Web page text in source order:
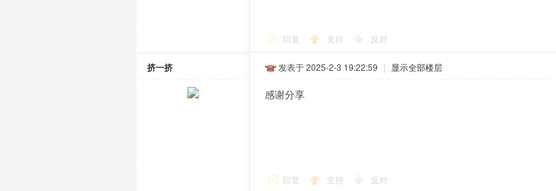
回复 支持 反对
挤一挤 发表于 2025-2-3 19:22:59 | 显示全部楼层
感谢分享
回复 支持 反对